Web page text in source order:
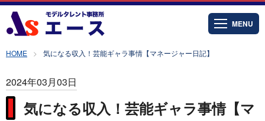
MENU
HOME 気になる収入！芸能ギャラ事情【マネージャー日記】
2024年03月03日
気になる収入！芸能ギャラ事情【マ